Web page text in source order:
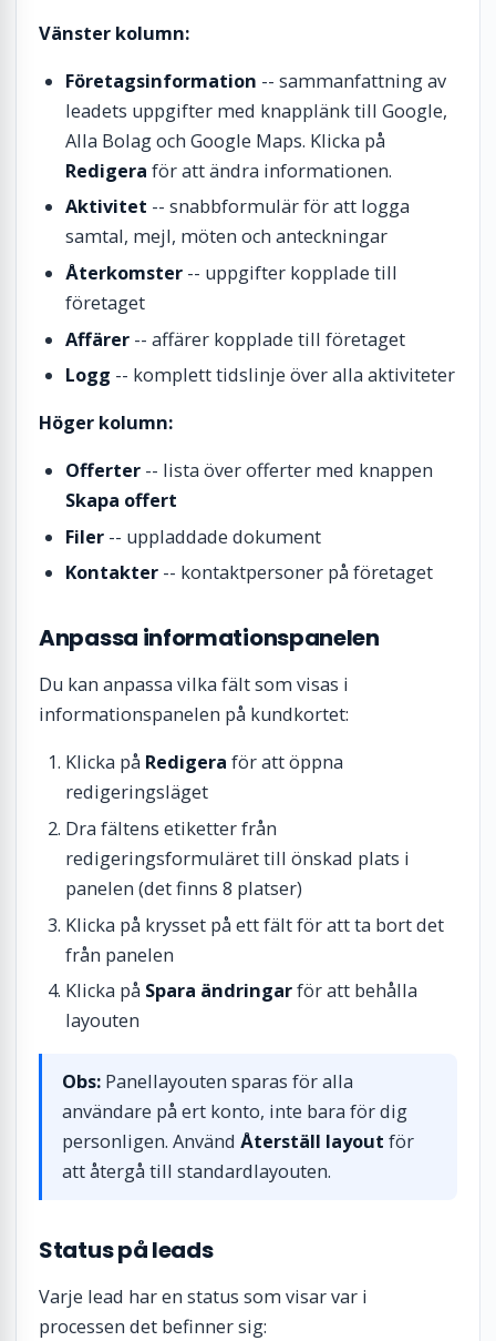
Vänster kolumn:
Företagsinformation -- sammanfattning av
leadets uppgifter med knapplänk till Google,
Alla Bolag och Google Maps. Klicka på
Redigera för att ändra informationen.
Aktivitet -- snabbformulär för att logga
samtal, mejl, möten och anteckningar
Återkomster -- uppgifter kopplade till
företaget
Affärer -- affärer kopplade till företaget
Logg -- komplett tidslinje över alla aktiviteter
Höger kolumn:
Offerter -- lista över offerter med knappen
Skapa offert
Filer -- uppladdade dokument
Kontakter -- kontaktpersoner på företaget
Anpassa informationspanelen
Du kan anpassa vilka fält som visas i
informationspanelen på kundkortet:
Klicka på Redigera för att öppna
redigeringsläget
Dra fältens etiketter från
redigeringsformuläret till önskad plats i
panelen (det finns 8 platser)
Klicka på krysset på ett fält för att ta bort det
från panelen
Klicka på Spara ändringarför att behålla
layouten
Obs:Panellayouten sparas för alla
användare på ert konto, inte bara för dig
personligen. Använd Återställ layout för
att återgå till standardlayouten.
Status på leads
Varje lead har en status som visar var i
processen det befinner sig: